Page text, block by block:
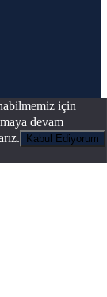
için
devam
Kabul Ediyorum